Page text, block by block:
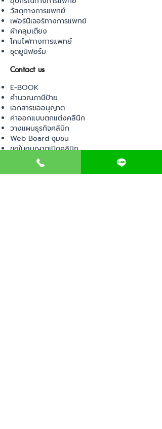
วัสดุทางการแพทย์
เฟอร์นิเจอร์ทางการแพทย์
ผ้าคลุมเตียง
โคมไฟทางการแพทย์
ชุดยูนิฟอร์ม
Contact us
E-BOOK
คำนวณภาษีป้าย
เอกสารขออนุญาต
ค่าออกแบบตกแต่งคลินิก
วางแผนธุรกิจคลินิก
Web Board ชุมชน
ขอใบอนุญาตเปิดคลินิก
ภาษีธุรกิจคลินิก
ตรวจสอบรายชื่อแพทย์